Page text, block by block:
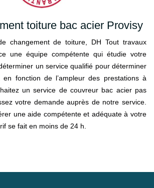
toiture bac acier Provisy
changement de toiture, DH Tout travaux
une équipe compétente qui étudie votre
un service qualifié pour déterminer
fonction de l’ampleur des prestations à
un service de couvreur bac acier pas
votre demande auprès de notre service.
une aide compétente et adéquate à votre
se fait en moins de 24 h.